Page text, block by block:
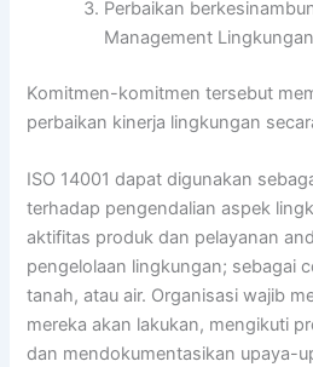
Perbaikan
Management Lingkungan
Komitmen-komitmen tersebut
perbaikan kinerja lingkungan
ISO 14001 dapat digunakan
terhadap pengendalian aspek
aktifitas produk dan pelayanan
pengelolaan lingkungan; sebagai
tanah, atau air. Organisasi wajib
mereka akan lakukan, mengikuti
dan mendokumentasikan upaya-